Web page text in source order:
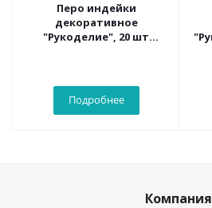
Перо индейки
декоративное
"Рукоделие", 20 шт
Подробнее
Компания